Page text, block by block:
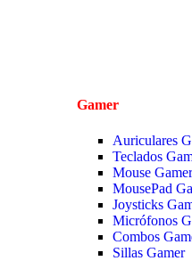
Gamer
Auriculares
Teclados
Mouse Gamer
MousePad
Joysticks
Micrófonos
Combos
Sillas Gamer